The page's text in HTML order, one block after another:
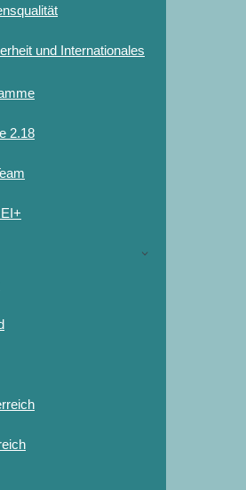
und Internationales
2.18